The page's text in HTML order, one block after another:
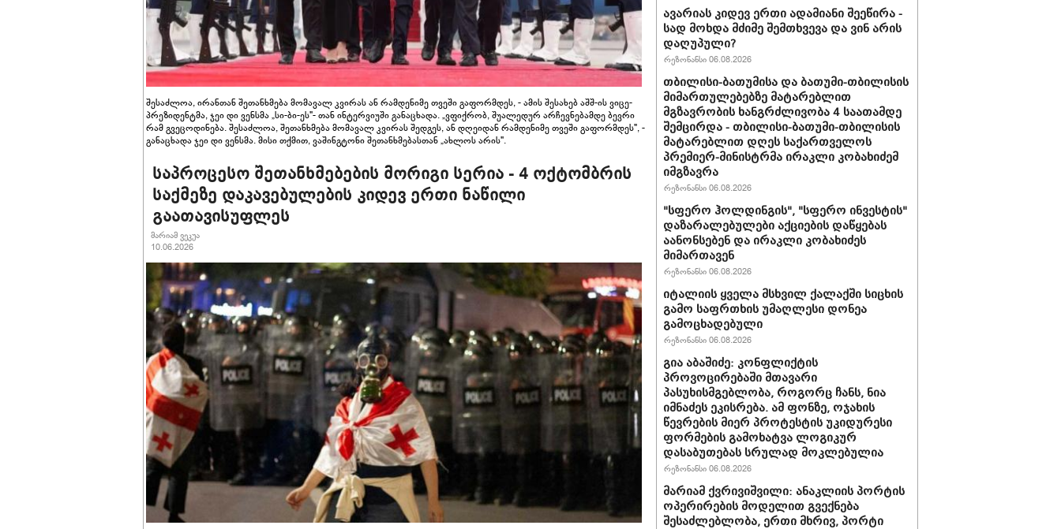
შესაძლოა, ირანთან შეთანხმება მომავალ კვირას ან რამდენიმე თვეში გაფორმდეს, - ამის შესახებ აშშ-ის ვიცე-
პრეზიდენტმა, ჯეი დი ვენსმა „სი-ბი-ეს"- თან ინტერვიუში განაცხადა. „ვფიქრობ, შუალედურ არჩევნებამდე ბევრი
რამ გვეცოდინება. შესაძლოა, შეთანხმება მომავალ კვირას შედგეს, ან დღეიდან რამდენიმე თვეში გაფორმდეს", -
განაცხადა ჯეი დი ვენსმა. მისი თქმით, ვაშინგტონი შეთანხმებასთან „ახლოს არის".
საპროცესო შეთანხმებების მორიგი სერია - 4 ოქტომბრის
საქმეზე დაკავებულების კიდევ ერთი ნაწილი
გაათავისუფლეს
მარიამ ვეკუა
10.06.2026
ავარიას კიდევ ერთი ადამიანი შეეწირა -
სად მოხდა მძიმე შემთხვევა და ვინ არის
დაღუპული?
რეზონანსი 06.08.2026
თბილისი-ბათუმისა და ბათუმი-თბილისის
მიმართულებებზე მატარებლით
მგზავრობის ხანგრძლივობა 4 საათამდე
შემცირდა - თბილისი-ბათუმი-თბილისის
მატარებლით დღეს საქართველოს
პრემიერ-მინისტრმა ირაკლი კობახიძემ
იმგზავრა
რეზონანსი 06.08.2026
"სფერო ჰოლდინგის", "სფერო ინვესტის"
დაზარალებულები აქციების დაწყებას
აანონსებენ და ირაკლი კობახიძეს
მიმართავენ
რეზონანსი 06.08.2026
იტალიის ყველა მსხვილ ქალაქში სიცხის
გამო საფრთხის უმაღლესი დონეა
გამოცხადებული
რეზონანსი 06.08.2026
გია აბაშიძე: კონფლიქტის
პროვოცირებაში მთავარი
პასუხისმგებლობა, როგორც ჩანს, ნია
იმნაძეს ეკისრება. ამ ფონზე, ოჯახის
წევრების მიერ პროტესტის უკიდურესი
ფორმების გამოხატვა ლოგიკურ
დასაბუთებას სრულად მოკლებულია
რეზონანსი 06.08.2026
მარიამ ქვრივიშვილი: ანაკლიის პორტის
ოპერირების მოდელით გვექნება
შესაძლებლობა, ერთი მხრივ, პორტი